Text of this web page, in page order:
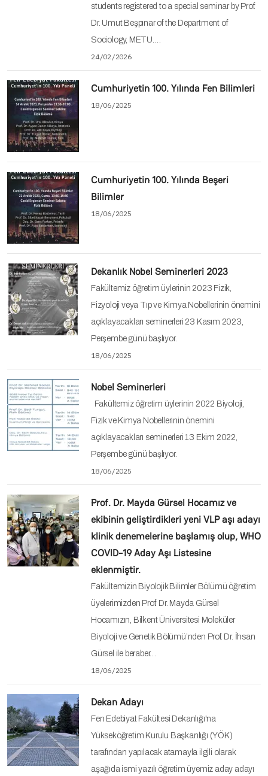
students registered to a special seminar by Prof.
Dr. Umut Beşpınar of the Department of
Sociology, METU.…
24/02/2026
Cumhuriyetin 100. Yılında Fen Bilimleri
18/06/2025
Cumhuriyetin 100. Yılında Beşeri
Bilimler
18/06/2025
Dekanlık Nobel Seminerleri 2023
Fakültemiz öğretim üylerinin 2023 Fizik,
Fizyoloji veya Tıp ve Kimya Nobellerinin önemini
açıklayacakları seminerleri 23 Kasım 2023,
Perşembe günü başlıyor.
18/06/2025
Nobel Seminerleri
Fakültemiz öğretim üylerinin 2022 Biyoloji,
Fizik ve Kimya Nobellerinin önemini
açıklayacakları seminerleri 13 Ekim 2022,
Perşembe günü başlıyor.
18/06/2025
Prof. Dr. Mayda Gürsel Hocamız ve
ekibinin geliştirdikleri yeni VLP aşı adayı
klinik denemelerine başlamış olup, WHO
COVID-19 Aday Aşı Listesine
eklenmiştir.
Fakültemizin Biyolojik Bilimler Bölümü öğretim
üyelerimizden Prof. Dr. Mayda Gürsel
Hocamızın, Bilkent Üniversitesi Moleküler
Biyoloji ve Genetik Bölümü’nden Prof. Dr. İhsan
Gürsel ile beraber…
18/06/2025
Dekan Adayı
Fen Edebiyat Fakültesi Dekanlığı'na
Yükseköğretim Kurulu Başkanlığı (YÖK)
tarafından yapılacak atamayla ilgili olarak
aşağıda ismi yazılı öğretim üyemiz aday adayı